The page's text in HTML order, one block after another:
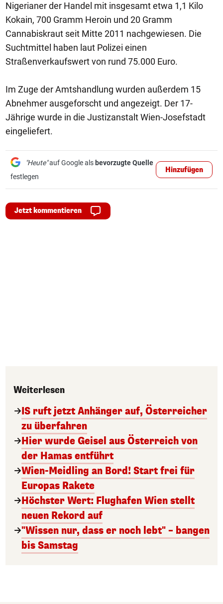
Nigerianer der Handel mit insgesamt etwa 1,1 Kilo
Kokain, 700 Gramm Heroin und 20 Gramm
Cannabiskraut seit Mitte 2011 nachgewiesen. Die
Suchtmittel haben laut Polizei einen
Straßenverkaufswert von rund 75.000 Euro.
Im Zuge der Amtshandlung wurden außerdem 15
Abnehmer ausgeforscht und angezeigt. Der 17-
Jährige wurde in die Justizanstalt Wien-Josefstadt
eingeliefert.
"Heute"auf Google als bevorzugte Quelle
festlegen
Hinzufügen
Jetzt kommentieren
Weiterlesen
IS ruft jetzt Anhänger auf, Österreicher
zu überfahren
Hier wurde Geisel aus Österreich von
der Hamas entführt
Wien-Meidling an Bord! Start frei für
Europas Rakete
Höchster Wert: Flughafen Wien stellt
neuen Rekord auf
"Wissen nur, dass er noch lebt" – bangen
bis Samstag